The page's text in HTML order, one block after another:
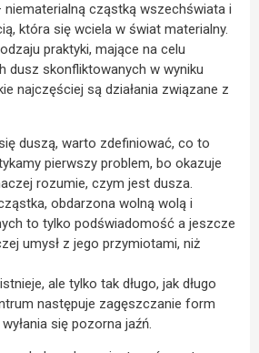
cząstką wszechświata i
która się wciela w świat materialny.
praktyki, mające na celu
dusz skonfliktowanych w wyniku
najczęściej są działania związane z
duszą, warto zdefiniować, co to
pierwszy problem, bo okazuje
rozumie, czym jest dusza.
obdarzona wolną wolą i
to tylko podświadomość a jeszcze
umysł z jego przymiotami, niż
ale tylko tak długo, jak długo
następuje zagęszczanie form
się pozorna jaźń.